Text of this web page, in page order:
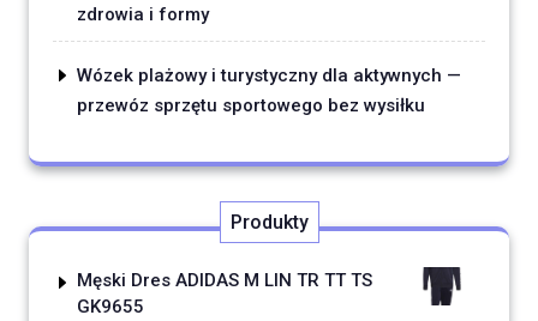
zdrowia i formy
Wózek plażowy i turystyczny dla aktywnych —
przewóz sprzętu sportowego bez wysiłku
Produkty
Męski Dres ADIDAS M LIN TR TT TS
GK9655